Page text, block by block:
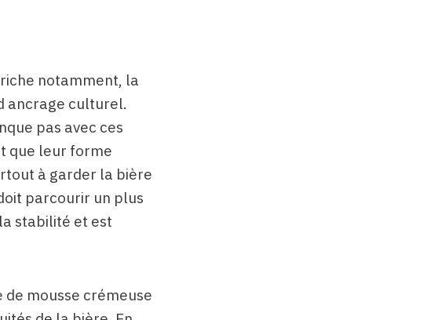
notamment, la
ancrage culturel.
pas avec ces
que leur forme
à garder la bière
parcourir un plus
stabilité et est
mousse crémeuse